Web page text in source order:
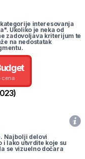
interesovanja
Ukoliko je neka od
zadovoljava kriterijum te
na nedostatak
cena
)
Najbolji delovi
i lako utvrdite koje su
se vizuelno dočara